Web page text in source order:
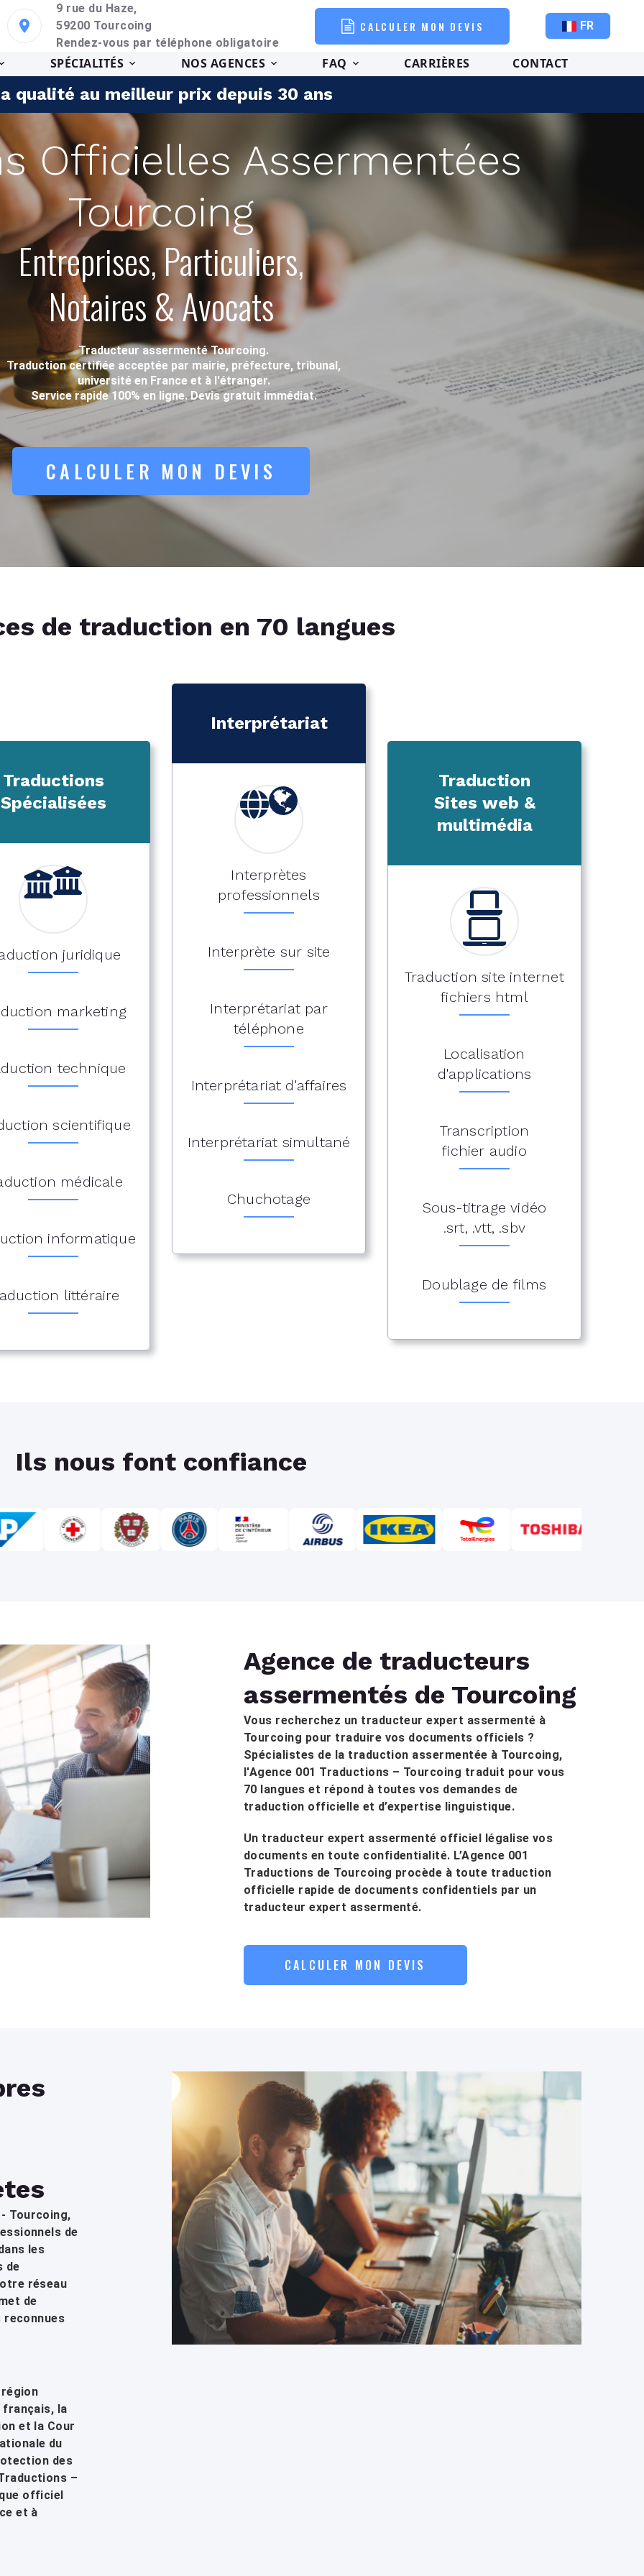
9 rue du Haze,
59200 Tourcoing
Rendez-vous par téléphone obligatoire
CALCULER MON DEVIS FR
SPÉCIALITÉS NOS AGENCES FAQ CARRIÈRES CONTACT
qualité au meilleur prix depuis 30 ans
Officielles Assermentées
Tourcoing
Entreprises, Particuliers,
Notaires & Avocats
Traducteur assermenté Tourcoing.
Traduction certifiée acceptée par mairie, préfecture, tribunal,
université en France et à l'étranger.
Service rapide 100% en ligne. Devis gratuit immédiat.
CALCULER MON DEVIS
de traduction en 70 langues
Traductions
Spécialisées
juridique
marketing
technique
scientifique
médicale
informatique
littéraire
Interprétariat
Interprètes
professionnels
Interprète sur site
Interprétariat par
téléphone
Interprétariat d'affaires
Interprétariat simultané
Chuchotage
Traduction
Sites web &
multimédia
Traduction site internet
fichiers html
Localisation
d'applications
Transcription
fichier audio
Sous-titrage vidéo
.srt, .vtt, .sbv
Doublage de films
Ils nous font confiance
Agence de traducteurs
assermentés de Tourcoing
Vous recherchez un traducteur expert assermenté à
Tourcoing pour traduire vos documents officiels ?
Spécialistes de la traduction assermentée à Tourcoing,
l'Agence 001 Traductions – Tourcoing traduit pour vous
70 langues et répond à toutes vos demandes de
traduction officielle et d’expertise linguistique.
Un traducteur expert assermenté officiel légalise vos
documents en toute confidentialité. L’Agence 001
Traductions de Tourcoing procède à toute traduction
officielle rapide de documents confidentiels par un
traducteur expert assermenté.
CALCULER MON DEVIS
Tourcoing,
de
les
de
réseau
de
français, la
et la Cour
du
des
–
officiel
et à